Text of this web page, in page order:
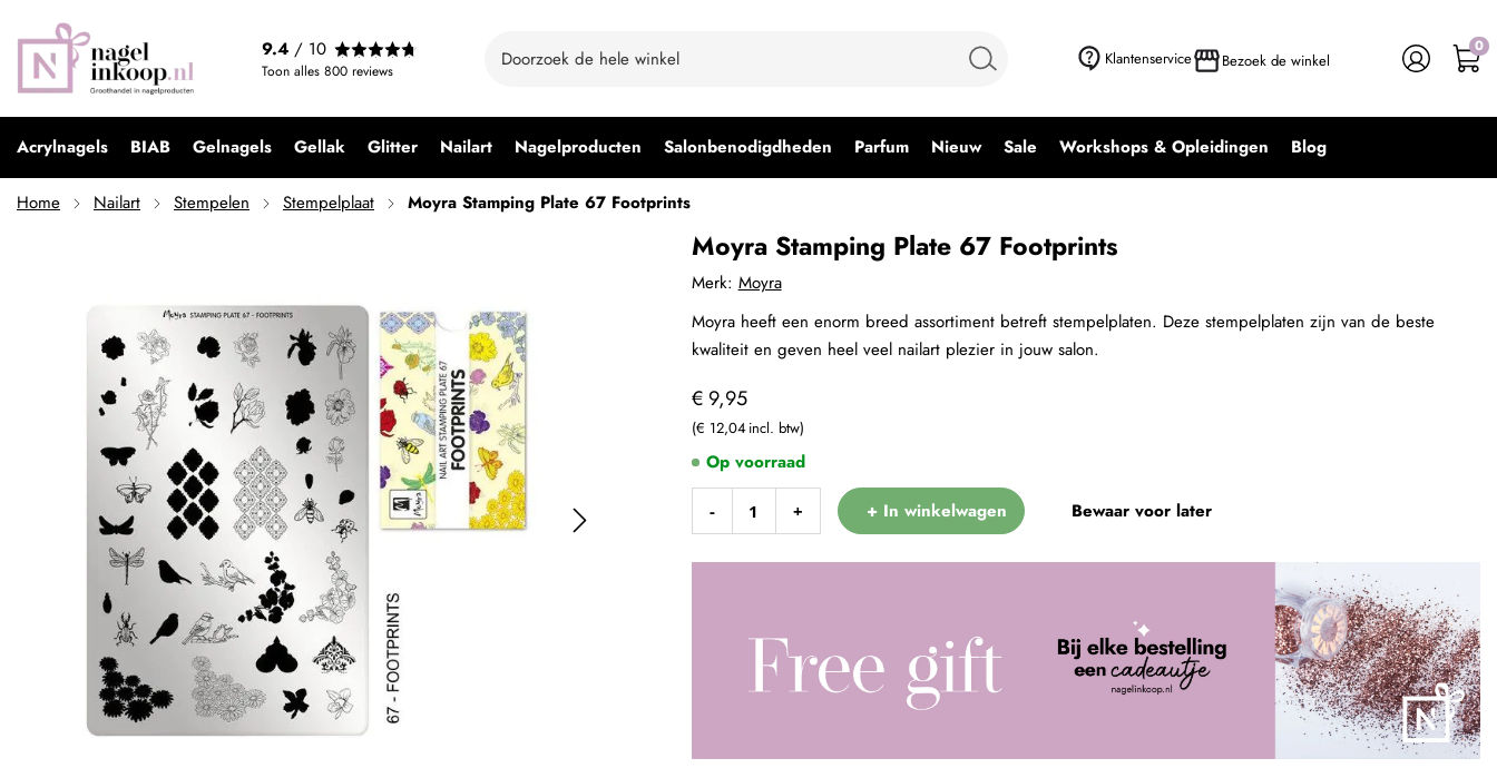
Klantenservice Bezoek de winkel
9.4 / 10
Toon alles 800 reviews
0
Acrylnagels BIAB Gelnagels Gellak Glitter Nailart Nagelproducten Salonbenodigdheden Parfum Nieuw Sale Workshops & Opleidingen Blog
Home Nailart Stempelen Stempelplaat Moyra Stamping Plate 67 Footprints
Moyra Stamping Plate 67 Footprints
€ 9,95
€ 12,04
Moyra Stamping Plate 67 Footprints
€ 9,95
+ In winkelwagen
- + + In winkelwagen Bewaar voor later
Merk: Moyra
Op voorraad
Moyra heeft een enorm breed assortiment betreft stempelplaten. Deze stempelplaten zijn van de beste
kwaliteit en geven heel veel nailart plezier in jouw salon.